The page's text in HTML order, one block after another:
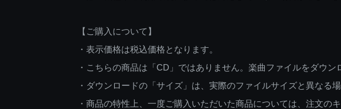
【ご購入について】
・表示価格は税込価格となります。
・こちらの商品は「CD」ではありません。楽曲ファイルをダウ
・ダウンロードの「サイズ」は、実際のファイルサイズと異なる場
・商品の特性上、一度ご購入いただいた商品については、注文の